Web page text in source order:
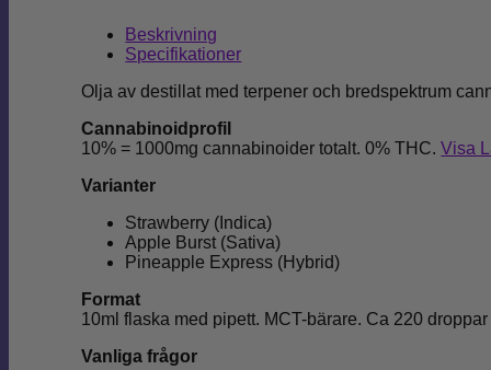
Beskrivning
Specifikationer
Olja av destillat med terpener och bredspektrum
Cannabinoidprofil
10% = 1000mg cannabinoider totalt. 0% THC.Visa
Varianter
Strawberry (Indica)
Apple Burst (Sativa)
Pineapple Express (Hybrid)
Format
10ml flaska med pipett. MCT-bärare. Ca 220
Vanliga frågor